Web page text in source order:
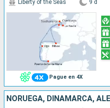
Pague en 4X
Liberty of the Seas 9 d